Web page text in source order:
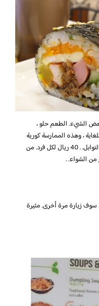
الشيء. الطعم حلو ،
، وهذه الممارسة كورية
للغاية ، والدجاج المقلي حلو وما زال يحب التوابل. . 40 ريال لكل فرد. من
من الشواء. .
سوف زيارة مرة أخرى. مثيرة